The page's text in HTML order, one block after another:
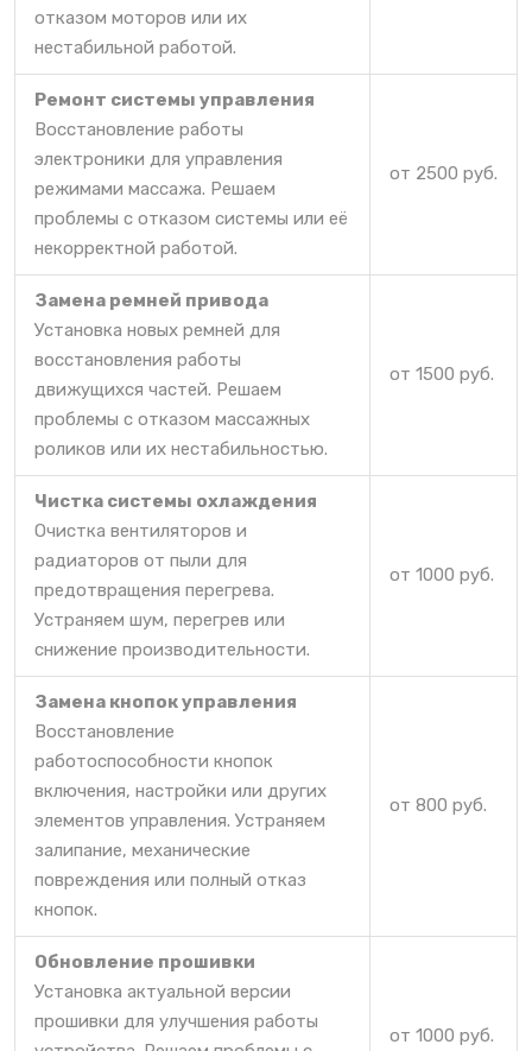
отказом моторов или их
нестабильной работой.
Ремонт системы управления
Восстановление работы
электроники для управления
режимами массажа. Решаем
проблемы с отказом системы или её
некорректной работой.
от 2500 руб.
Замена ремней привода
Установка новых ремней для
восстановления работы
движущихся частей. Решаем
проблемы с отказом массажных
роликов или их нестабильностью.
от 1500 руб.
Чистка системы охлаждения
Очистка вентиляторов и
радиаторов от пыли для
предотвращения перегрева.
Устраняем шум, перегрев или
снижение производительности.
от 1000 руб.
Замена кнопок управления
Восстановление
работоспособности кнопок
включения, настройки или других
элементов управления. Устраняем
залипание, механические
повреждения или полный отказ
кнопок.
от 800 руб.
Обновление прошивки
Установка актуальной версии
прошивки для улучшения работы
от 1000 руб.